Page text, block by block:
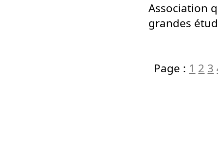
Association
grandes
Page : 1 2 3